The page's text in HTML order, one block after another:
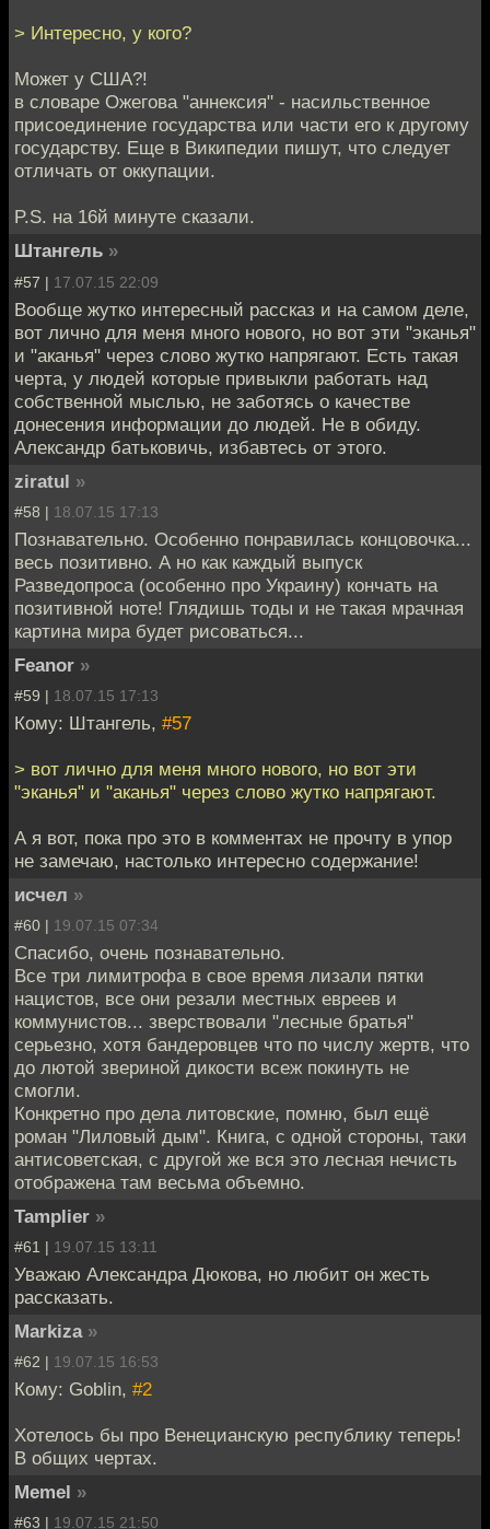
> Интересно, у кого?
Может у США?!
в словаре Ожегова "аннексия" - насильственное
присоединение государства или части его к другому
государству. Еще в Википедии пишут, что следует
отличать от оккупации.
P.S. на 16й минуте сказали.
Штангель »
#57 | 17.07.15 22:09
Вообще жутко интересный рассказ и на самом деле,
вот лично для меня много нового, но вот эти "эканья"
и "аканья" через слово жутко напрягают. Есть такая
черта, у людей которые привыкли работать над
собственной мыслью, не заботясь о качестве
донесения информации до людей. Не в обиду.
Александр батьковичь, избавтесь от этого.
ziratul »
#58 | 18.07.15 17:13
Познавательно. Особенно понравилась концовочка...
весь позитивно. А но как каждый выпуск
Разведопроса (особенно про Украину) кончать на
позитивной ноте! Глядишь тоды и не такая мрачная
картина мира будет рисоваться...
Feanor »
#59 | 18.07.15 17:13
Кому: Штангель, #57
> вот лично для меня много нового, но вот эти
"эканья" и "аканья" через слово жутко напрягают.
А я вот, пока про это в комментах не прочту в упор
не замечаю, настолько интересно содержание!
исчел »
#60 | 19.07.15 07:34
Спасибо, очень познавательно.
Все три лимитрофа в свое время лизали пятки
нацистов, все они резали местных евреев и
коммунистов... зверствовали "лесные братья"
серьезно, хотя бандеровцев что по числу жертв, что
до лютой звериной дикости всеж покинуть не
смогли.
Конкретно про дела литовские, помню, был ещё
роман "Лиловый дым". Книга, с одной стороны, таки
антисоветская, с другой же вся это лесная нечисть
отображена там весьма объемно.
Tamplier »
#61 | 19.07.15 13:11
Уважаю Александра Дюкова, но любит он жесть
рассказать.
Markiza »
#62 | 19.07.15 16:53
Кому: Goblin, #2
Хотелось бы про Венецианскую республику теперь!
В общих чертах.
Memel »
#63 | 19.07.15 21:50